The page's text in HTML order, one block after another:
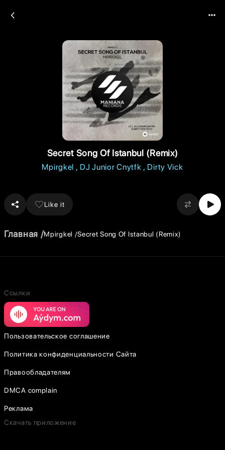
Secret Song Of Istanbul (Remix)
Mpirgkel DJ Junior Cnytfk Dirty Vick
Like it
Главная Mpirgkel Secret Song Of Istanbul (Remix)
Ссылки
Пользовательское соглашение
Политика конфиденциальности Сайта
Правообладателям
DMCA complain
Реклама
Скачать приложение